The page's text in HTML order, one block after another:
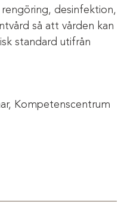
desinfektion,
så att vården kan
standard utifrån
Kompetenscentrum